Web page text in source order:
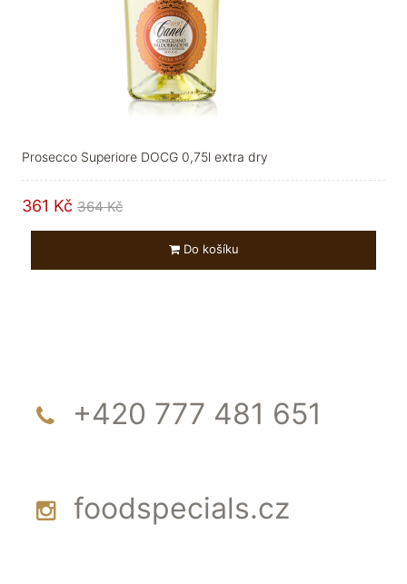
Prosecco Superiore DOCG 0,75l extra dry
361 Kč 364 Kč
Do košíku
+420 777 481 651
foodspecials.cz